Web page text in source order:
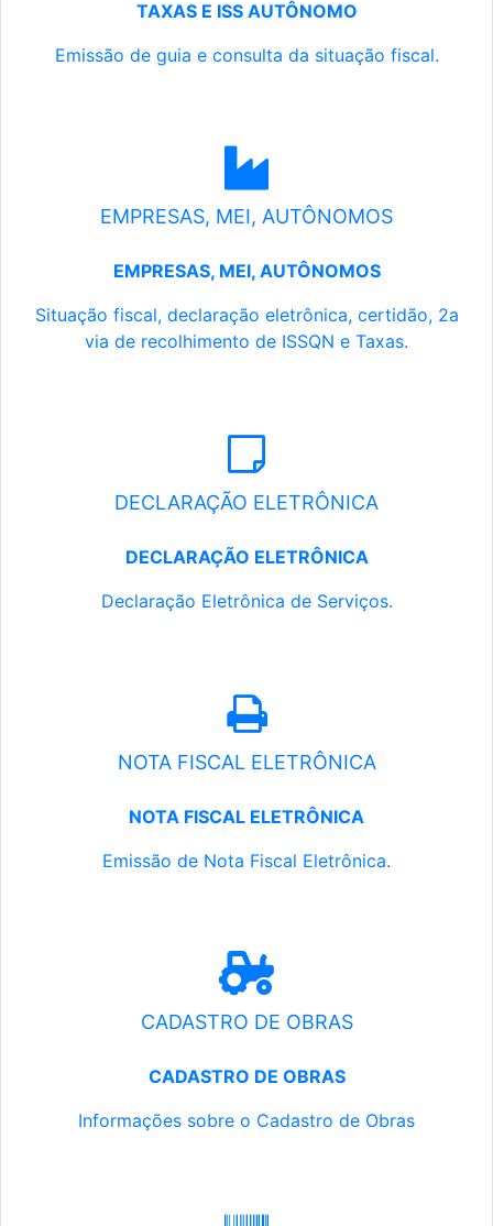
TAXAS E ISS AUTÔNOMO
Emissão de guia e consulta da situação fiscal.
EMPRESAS, MEI, AUTÔNOMOS
EMPRESAS, MEI, AUTÔNOMOS
Situação fiscal, declaração eletrônica, certidão, 2a
via de recolhimento de ISSQN e Taxas.
DECLARAÇÃO ELETRÔNICA
DECLARAÇÃO ELETRÔNICA
Declaração Eletrônica de Serviços.
NOTA FISCAL ELETRÔNICA
NOTA FISCAL ELETRÔNICA
Emissão de Nota Fiscal Eletrônica.
CADASTRO DE OBRAS
CADASTRO DE OBRAS
Informações sobre o Cadastro de Obras